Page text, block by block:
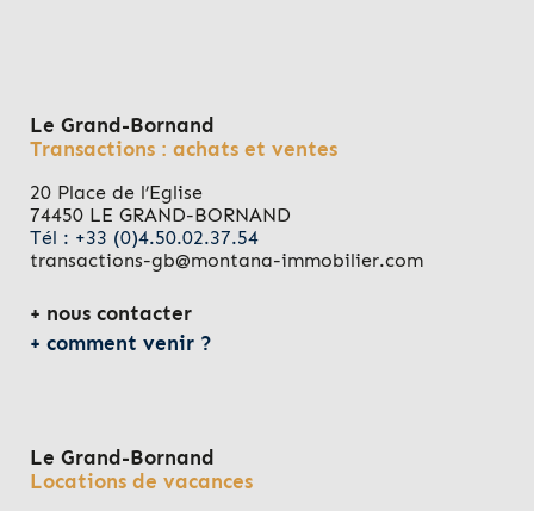
Le Grand-Bornand
Transactions : achats et ventes
20 Place de l’Eglise
74450 LE GRAND-BORNAND
Tél : +33 (0)4.50.02.37.54
transactions-gb@montana-immobilier.com
nous contacter
comment venir ?
Le Grand-Bornand
Locations de vacances